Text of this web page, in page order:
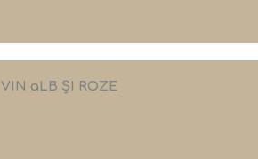
VIN aLB ȘI ROZE